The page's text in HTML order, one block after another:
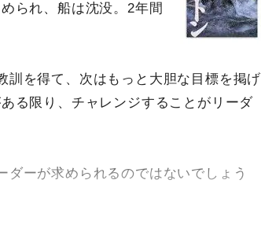
られ、船は沈没。2年間
訓を得て、次はもっと大胆な目標を掲げ
る限り、チャレンジすることがリーダ
ーが求められるのではないでしょう